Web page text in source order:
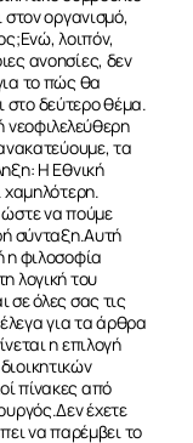
στον οργανισμό,
λοιπόν,
ανοησίες, δεν
το πώς θα
στο δεύτερο θέμα.
νεοφιλελεύθερη
τα
Η Εθνική
χαμηλότερη.
ώστε να πούμε
σύνταξη.Αυτή
η φιλοσοφία
λογική του
σε όλες σας τις
για τα άρθρα
η επιλογή
πίνακες από
έχετε
να παρέμβει το